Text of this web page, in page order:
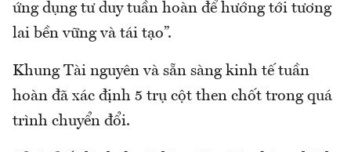
ứng dụng tư duy tuần hoàn để hướng tới tương
lai bền vững và tái tạo”.
Khung Tài nguyên và sẵn sàng kinh tế tuần
hoàn đã xác định 5 trụ cột then chốt trong quá
trình chuyển đổi.